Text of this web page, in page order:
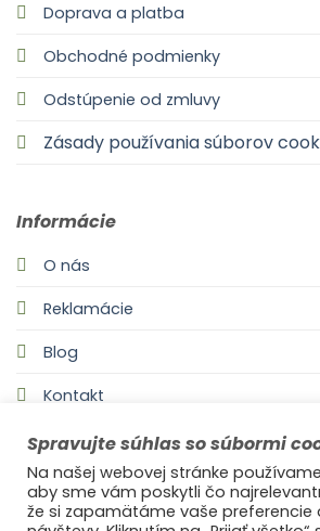
Doprava a platba
Obchodné podmienky
Odstúpenie od zmluvy
Zásady používania súborov
Informácie
O nás
Reklamácie
Blog
Kontakt
Spravujte súhlas so súbormi
Na našej webovej stránke
aby sme vám poskytli čo
že si zapamätáme vaše preferencie